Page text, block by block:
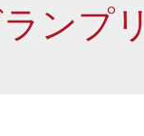
ンプリ